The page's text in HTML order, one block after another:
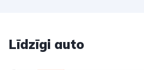
Līdzīgi auto